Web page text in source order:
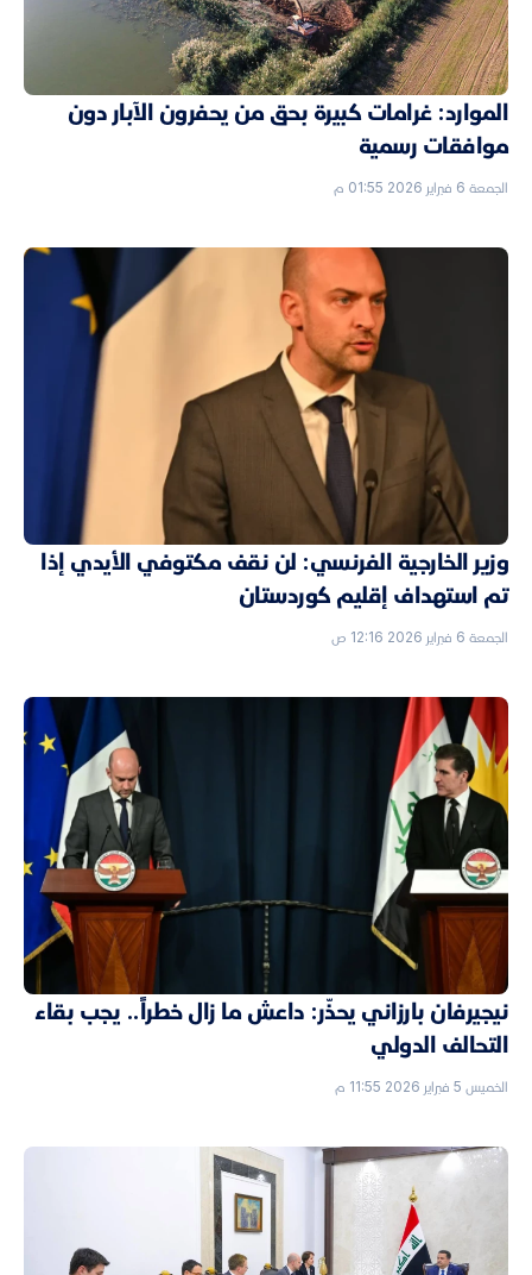
الموارد: غرامات كبيرة بحق من يحفرون الآبار دون
موافقات رسمية
الجمعة 6 فبراير 2026 01:55 م
وزير الخارجية الفرنسي: لن نقف مكتوفي الأيدي إذا
تم استهداف إقليم كوردستان
الجمعة 6 فبراير 2026 12:16 ص
نيجيرفان بارزاني يحذّر: داعش ما زال خطراً.. يجب بقاء
التحالف الدولي
الخميس 5 فبراير 2026 11:55 م